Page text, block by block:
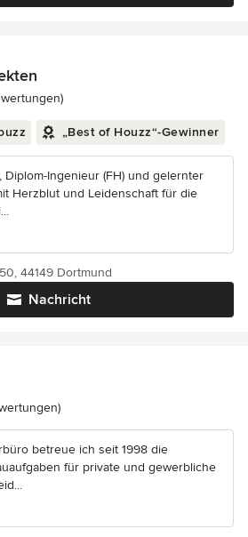
5 von 5 Sternen
„Best of Houzz“-Gewinner
Diplom-Ingenieur (FH) und gelernter
Herzblut und Leidenschaft für die
Nachricht
44149 Dortmund
4.7 von 5 Sternen
betreue ich seit 1998 die
für private und gewerbliche